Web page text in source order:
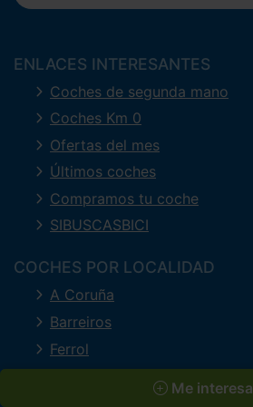
Me interesa
ENLACES INTERESANTES
Coches de segunda mano
Coches Km 0
Ofertas del mes
Últimos coches
Compramos tu coche
SIBUSCASBICI
COCHES POR LOCALIDAD
A Coruña
Barreiros
Ferrol